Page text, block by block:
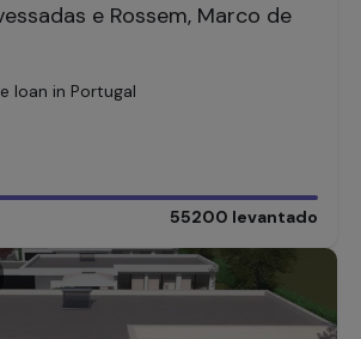
e Rossem, Marco de
loan in Portugal
55200 levantado